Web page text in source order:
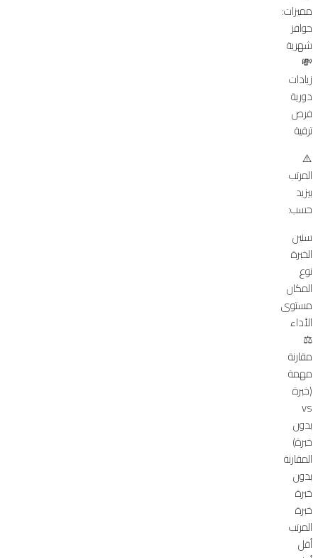
مميزات:
حوافز
شهرية
💸
زيادات
دورية
فرص
ترقية
⚠️
المرتب
بيزيد
حسب:
سنين
الخبرة
نوع
المكان
مستوى
الأداء
⚖️
مقارنة
مهمة
(خبرة
vs
بدون
خبرة)
المقارنة
بدون
خبرة
خبرة
المرتب
أقل